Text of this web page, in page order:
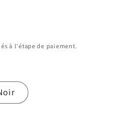
à l'étape de paiement.